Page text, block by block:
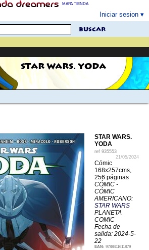
MAPA TIENDA
Iniciar sesion
buscar
STAR WARS. YODA
STAR WARS.
YODA
ref 935553
21/05/2024
Cómic
168x257cms,
256 páginas
CÓMIC -
CÓMIC
AMERICANO:
STAR WARS
PLANETA
COMIC
Fecha de
salida: 2024-5-
22
EAN: 9788411611879